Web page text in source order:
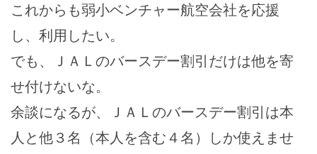
これからも弱小ベンチャー航空会社を応援
し、利用したい。
でも、ＪＡＬのバースデー割引だけは他を寄
せ付けないな。
余談になるが、ＪＡＬのバースデー割引は本
人と他３名（本人を含む４名）しか使えませ